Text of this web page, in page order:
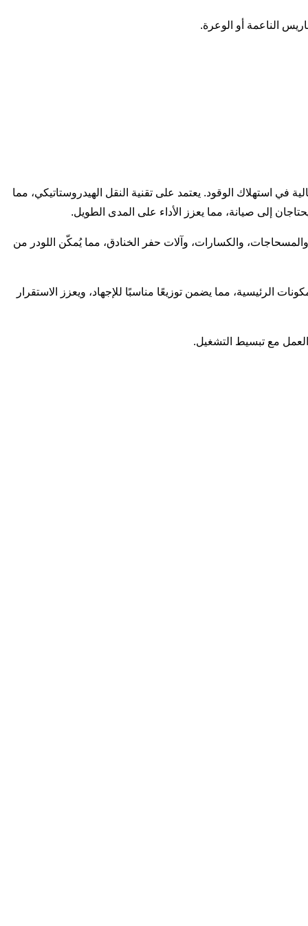
في استهلاك الوقود. يعتمد على تقنية النقل الهيدروستاتيكي، مما
إلى صيانة، مما يعزز الأداء على المدى الطويل.
والكسارات، وآلات حفر الخنادق، مما يُمكّن اللودر من
الرئيسية، مما يضمن توزيعًا مناسبًا للإجهاد، ويعزز الاستقرار
العمل مع تبسيط التشغيل.